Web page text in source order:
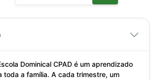
Dominical CPAD é um aprendizado
toda a família. A cada trimestre, um